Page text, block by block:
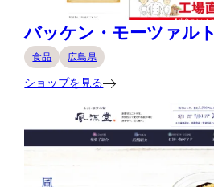
バッケン・モーツァルト
食品 広島県
ショップを見る